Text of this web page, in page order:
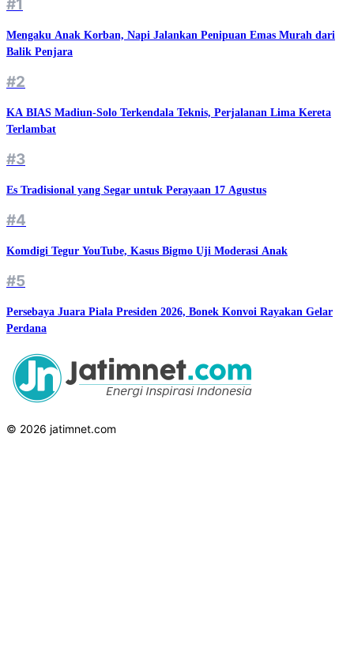
#1
Mengaku Anak Korban, Napi Jalankan Penipuan Emas Murah dari
Balik Penjara
#2
KA BIAS Madiun-Solo Terkendala Teknis, Perjalanan Lima Kereta
Terlambat
#3
Es Tradisional yang Segar untuk Perayaan 17 Agustus
#4
Komdigi Tegur YouTube, Kasus Bigmo Uji Moderasi Anak
#5
Persebaya Juara Piala Presiden 2026, Bonek Konvoi Rayakan Gelar
Perdana
© 2026 jatimnet.com